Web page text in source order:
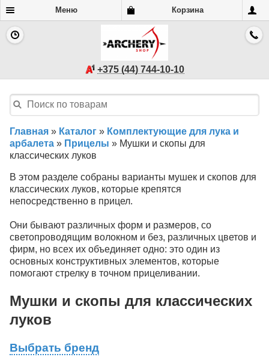
Меню Корзина
+375 (44) 744-10-10
Главная » Каталог » Комплектующие для лука и
арбалета » Прицелы » Мушки и скопы для
классических луков
В этом разделе собраны варианты мушек и скопов для
классических луков, которые крепятся
непосредственно в прицел.
Они бывают различных форм и размеров, со
светопроводящим волокном и без, различных цветов и
фирм, но всех их объединяет одно: это один из
основных конструктивных элементов, которые
помогают стрелку в точном прицеливании.
Мушки и скопы для классических
луков
Выбрать бренд